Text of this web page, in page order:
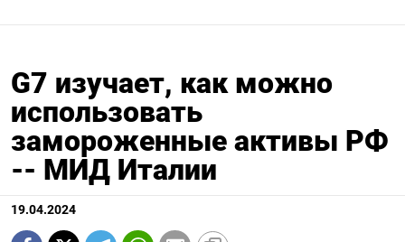
G7 изучает, как можно
использовать
замороженные активы РФ
-- МИД Италии
19.04.2024